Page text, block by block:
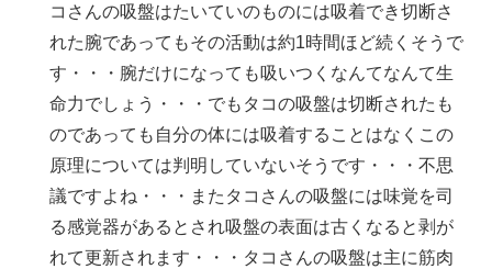
コさんの吸盤はたいていのものには吸着でき切断さ
れた腕であってもその活動は約1時間ほど続くそうで
す・・・腕だけになっても吸いつくなんてなんて生
命力でしょう・・・でもタコの吸盤は切断されたも
のであっても自分の体には吸着することはなくこの
原理については判明していないそうです・・・不思
議ですよね・・・またタコさんの吸盤には味覚を司
る感覚器があるとされ吸盤の表面は古くなると剥が
れて更新されます・・・タコさんの吸盤は主に筋肉